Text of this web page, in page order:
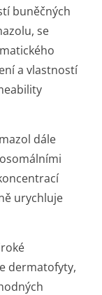
buněčných
se
a vlastností
dále
urychluje
dermatofyty,